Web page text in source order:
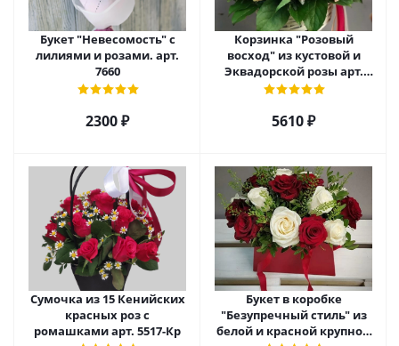
Букет "Невесомость" с
лилиями и розами. арт.
7660
2300 ₽
Корзинка "Розовый
восход" из кустовой и
Эквадорской розы арт.
5520
5610 ₽
Сумочка из 15 Кенийских
красных роз с
ромашками арт. 5517-Кр
Букет в коробке
"Безупречный стиль" из
белой и красной крупной